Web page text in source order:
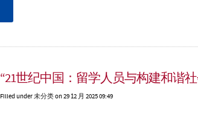
“21世纪中国：留学人员与构建和谐
Filled under未分类on 29 12 月 2025 09:49